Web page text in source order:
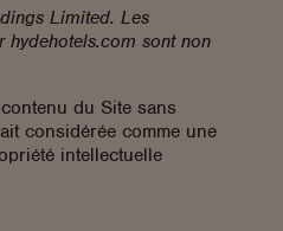
Limited. Les
hydehotels.com sont non
du Site sans
considérée comme une
intellectuelle